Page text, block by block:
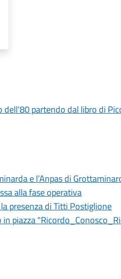
partendo dal libro di
e l’Anpas di
alla fase operativa
presenza di Titti Postiglione
piazza